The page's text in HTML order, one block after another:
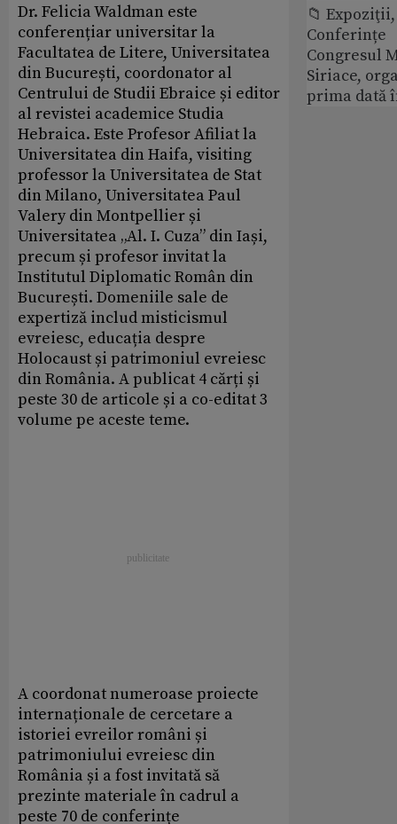
Dr. Felicia Waldman este
conferențiar universitar la
Facultatea de Litere, Universitatea
din București, coordonator al
Centrului de Studii Ebraice și editor
al revistei academice Studia
Hebraica. Este Profesor Afiliat la
Universitatea din Haifa, visiting
professor la Universitatea de Stat
din Milano, Universitatea Paul
Valery din Montpellier și
Universitatea „Al. I. Cuza” din Iași,
precum și profesor invitat la
Institutul Diplomatic Român din
București. Domeniile sale de
expertiză includ misticismul
evreiesc, educația despre
Holocaust și patrimoniul evreiesc
din România. A publicat 4 cărți și
peste 30 de articole și a co-editat 3
volume pe aceste teme.
A coordonat numeroase proiecte
internaționale de cercetare a
istoriei evreilor români și
patrimoniului evreiesc din
România și a fost invitată să
prezinte materiale în cadrul a
peste 70 de conferințe
📁
Conferințe
Congresul
Siriace,
prima dată